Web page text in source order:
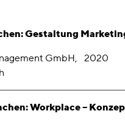
Gestaltung
GmbH,
2020
Workplace –